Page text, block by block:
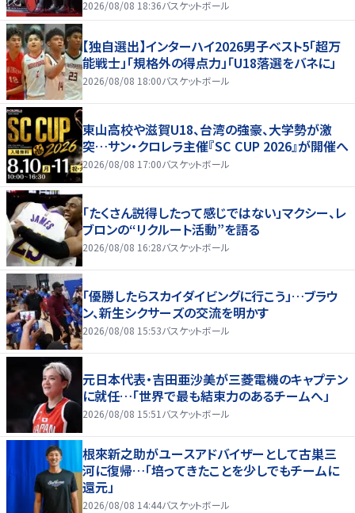
2026/08/08 18:36バスケットボール
【独自選出】インターハイ2026男子ベスト5「超万
能戦士」「規格外の得点力」「U18落選をバネに」
2026/08/08 18:00バスケットボール
東山高校や滋賀U18、台湾の強豪、大学勢が激
突…サン・クロレラ主催『SC CUP 2026』が開催へ
2026/08/08 17:00バスケットボール
「たくさん説得したって感じではない」マクシー、レ
ブロンの“リクルート活動”を語る
2026/08/08 16:28バスケットボール
「優勝したらスカイダイビングに行こう」…ブラウ
ン、新生シクサーズの交流を明かす
2026/08/08 15:53バスケットボール
元日本代表・吉田亜沙美が三菱電機のキャプテン
に就任…「世界で最も結束力のあるチームへ」
2026/08/08 15:51 バスケットボール
根來新之助がユースアドバイザーとして古巣三
河に復帰…「培ってきたことを少しでもチームに
還元」
2026/08/08 14:44バスケットボール